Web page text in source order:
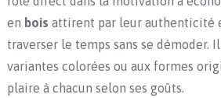
en bois attirent par leur authenticité
traverser le temps sans se démoder.
variantes colorées ou aux formes
plaire à chacun selon ses goûts.